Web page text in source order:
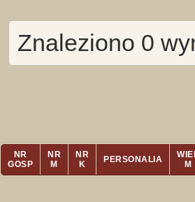
Znaleziono 0
NR
GOSP
NR
M
NR
K
PERSONALIA
M